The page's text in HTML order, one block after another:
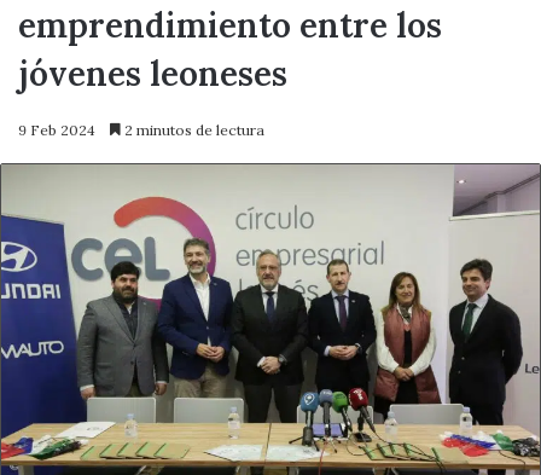
emprendimiento entre los
jóvenes leoneses
9 Feb 2024 2 minutos de lectura